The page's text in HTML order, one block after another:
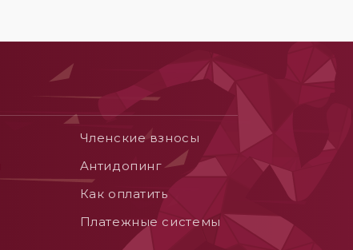
Членские взносы
Aнтидопинг
Как оплатить
Платежные системы